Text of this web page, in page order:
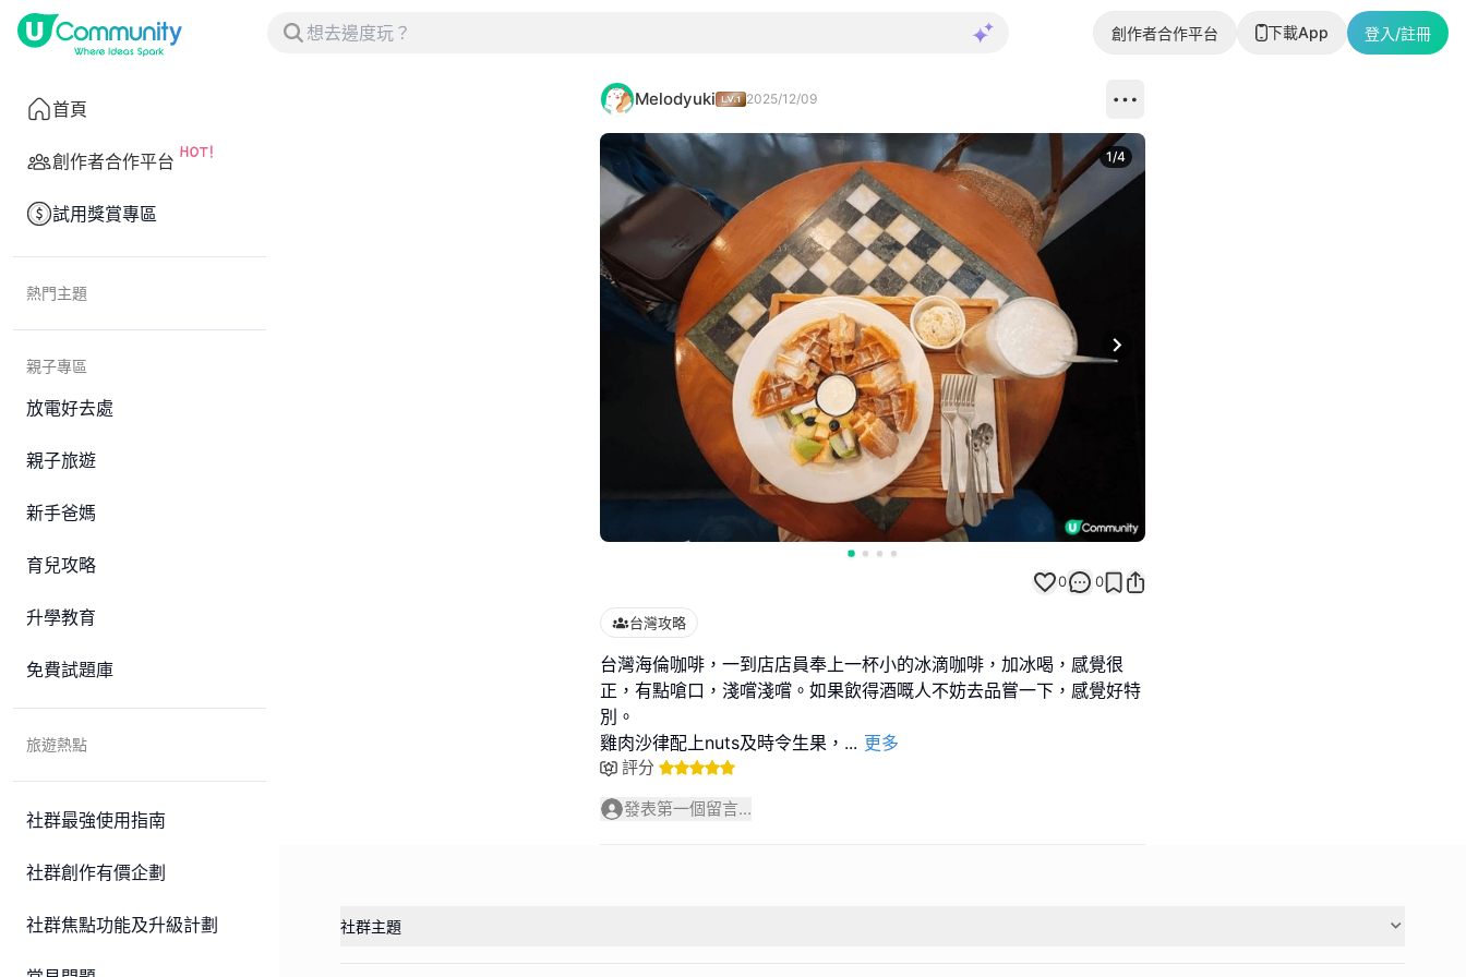
創作者合作平台 下載App 登入/註冊
首頁
創作者合作平台
試用獎賞專區
熱門主題
親子專區
放電好去處
親子旅遊
新手爸媽
育兒攻略
升學教育
免費試題庫
旅遊熱點
社群最強使用指南
社群創作有價企劃
社群焦點功能及升級計劃
Melodyuki 2025/12/09
Next slide
1/4
0 0
台灣攻略
台灣海倫咖啡，一到店店員奉上一杯小的冰滴咖啡，加冰喝，感覺很
正，有點嗆口，淺嚐淺嚐。如果飲得酒嘅人不妨去品嘗一下，感覺好特
別。
雞肉沙律配上nuts及時令生果， ... 更多
評分
發表第一個留言...
社群主題